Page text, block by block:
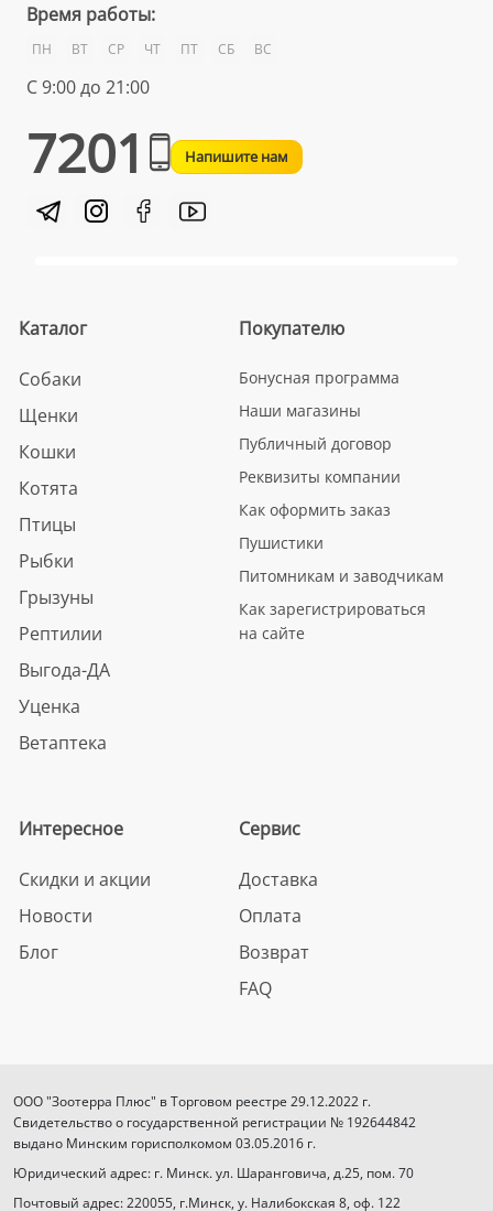
Время работы:
ПН ВТ СР ЧТ ПТ СБ ВС
С 9:00 до 21:00
7201 Напишите нам
Каталог
Собаки
Щенки
Кошки
Котята
Птицы
Рыбки
Грызуны
Рептилии
Выгода-ДА
Уценка
Ветаптека
Покупателю
Бонусная программа
Наши магазины
Публичный договор
Реквизиты компании
Как оформить заказ
Пушистики
Питомникам и заводчикам
Как зарегистрироваться
на сайте
Интересное
Скидки и акции
Новости
Блог
Сервис
Доставка
Оплата
Возврат
FAQ
ООО "Зоотерра Плюс" в Торговом реестре 29.12.2022 г.
Свидетельство о государственной регистрации № 192644842
выдано Минским горисполкомом 03.05.2016 г.
Юридический адрес: г. Минск. ул. Шаранговича, д.25, пом. 70
Почтовый адрес: 220055, г.Минск, у. Налибокская 8, оф. 122